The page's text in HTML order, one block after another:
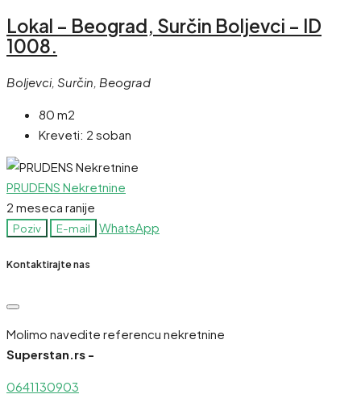
Lokal – Beograd, Surčin Boljevci – ID
1008.
Boljevci, Surčin, Beograd
80 m2
Kreveti: 2 soban
PRUDENS Nekretnine
2 meseca ranije
Poziv E-mail WhatsApp
Kontaktirajte nas
Molimo navedite referencu nekretnine
Superstan.rs -
0641130903